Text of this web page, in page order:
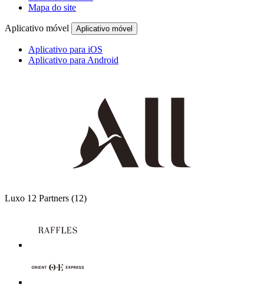
Mapa do site
Aplicativo móvel Aplicativo móvel
Aplicativo para iOS
Aplicativo para Android
Luxo 12 Partners (12)